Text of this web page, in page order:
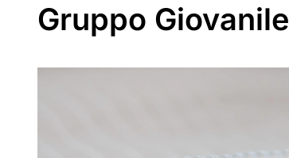
Gruppo Giovanile